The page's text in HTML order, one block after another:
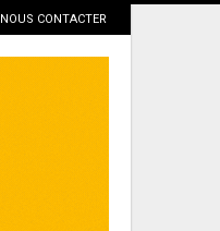
NOUS CONTACTER